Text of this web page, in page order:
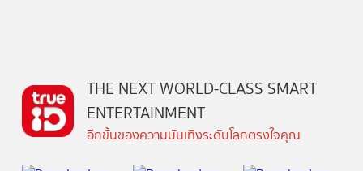
THE NEXT WORLD-CLASS SMART
ENTERTAINMENT
อีกขั้นของความบันเทิงระดับโลกตรงใจคุณ